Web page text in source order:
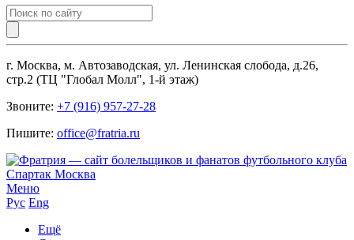
г. Москва, м. Автозаводская, ул. Ленинская слобода, д.26,
стр.2 (ТЦ "Глобал Молл", 1-й этаж)
Звоните: +7 (916) 957-27-28
Пишите: office@fratria.ru
Меню
Рус Eng
Ещё